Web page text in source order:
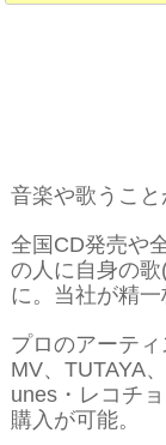
音楽や歌うこと
全国CD発売や
の人に自身の
に。当社が精
プロのアーテ
MV、TUTAYA
unes・レコチ
購入が可能。